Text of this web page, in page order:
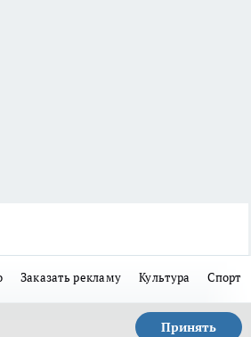
Заказать рекламу Культура Спорт
Принять